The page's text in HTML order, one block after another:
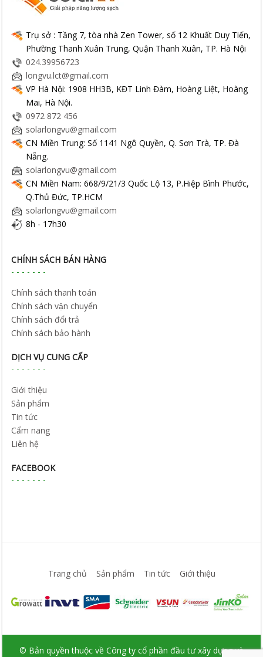
Trụ sở : Tầng 7, tòa nhà Zen Tower, số 12 Khuất Duy Tiến,
Phường Thanh Xuân Trung, Quận Thanh Xuân, TP. Hà Nội
024.39956723
longvu.lct@gmail.com
VP Hà Nội: 1908 HH3B, KĐT Linh Đàm, Hoàng Liệt, Hoàng
Mai, Hà Nội.
0972 872 456
solarlongvu@gmail.com
CN Miền Trung: Số 1141 Ngô Quyền, Q. Sơn Trà, TP. Đà
Nẵng.
solarlongvu@gmail.com
CN Miền Nam: 668/9/21/3 Quốc Lộ 13, P.Hiệp Bình Phước,
Q.Thủ Đức, TP.HCM
solarlongvu@gmail.com
8h - 17h30
CHÍNH SÁCH BÁN HÀNG
Chính sách thanh toán
Chính sách vận chuyển
Chính sách đổi trả
Chính sách bảo hành
DỊCH VỤ CUNG CẤP
Giới thiệu
Sản phẩm
Tin tức
Cẩm nang
Liên hệ
FACEBOOK
Trang chủ Sản phẩm Tin tức Giới thiệu
© Bản quyền thuộc về Công ty cổ phần đầu tư xây dựng và